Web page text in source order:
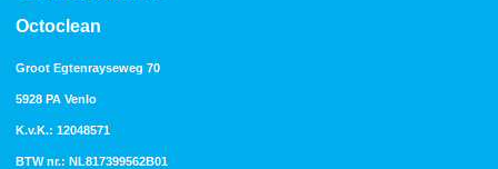
Octoclean
Groot Egtenrayseweg 70
5928 PA Venlo
K.v.K.: 12048571
BTW nr.: NL817399562B01